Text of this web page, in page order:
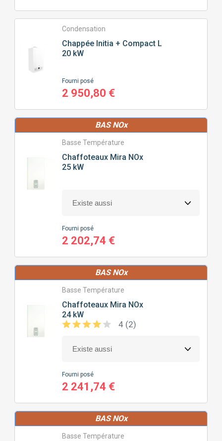
Condensation
Chappée Initia + Compact L
20 kW
Fourni posé
2 950,80 €
BAS NOx
Basse Température
Chaffoteaux Mira NOx
25 kW
Fourni posé
2 202,74 €
BAS NOx
Basse Température
Chaffoteaux Mira NOx
24 kW
4 (2)
Fourni posé
2 241,74 €
BAS NOx
Basse Température